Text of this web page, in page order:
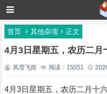
首页 其他杂项 正文
4月3日星期五，农历二月
风雪飞雨 阅读：15051
4月3日星期五，农历二月十